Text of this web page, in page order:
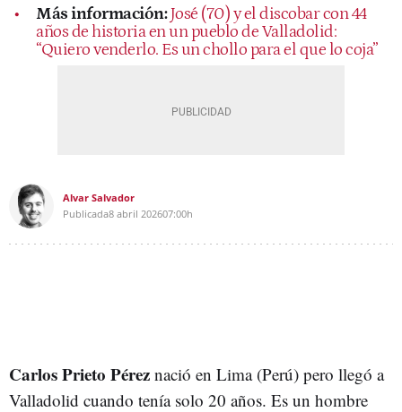
Más información:José (70) y el discobar con 44
años de historia en un pueblo de Valladolid:
“Quiero venderlo. Es un chollo para el que lo coja”
Alvar Salvador
Publicada8 abril 202607:00h
Carlos Prieto Pérez nació en Lima (Perú) pero llegó a
Valladolid cuando tenía solo 20 años. Es un hombre